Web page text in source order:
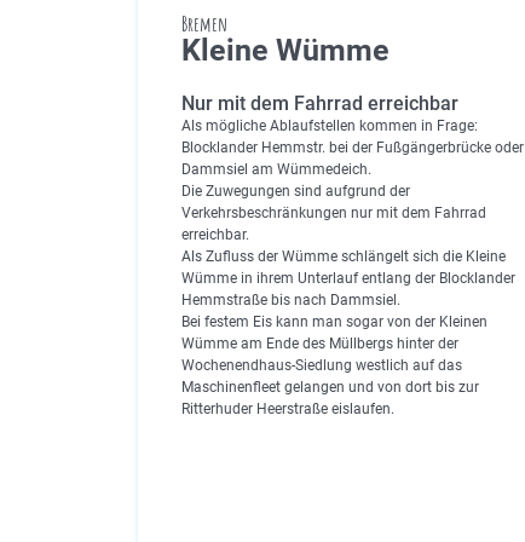
Bremen
Kleine Wümme
Nur mit dem Fahrrad erreichbar
Als mögliche Ablaufstellen kommen in Frage:
Blocklander Hemmstr. bei der Fußgängerbrücke oder
Dammsiel am Wümmedeich.
Die Zuwegungen sind aufgrund der
Verkehrsbeschränkungen nur mit dem Fahrrad
erreichbar.
Als Zufluss der Wümme schlängelt sich die Kleine
Wümme in ihrem Unterlauf entlang der Blocklander
Hemmstraße bis nach Dammsiel.
Bei festem Eis kann man sogar von der Kleinen
Wümme am Ende des Müllbergs hinter der
Wochenendhaus-Siedlung westlich auf das
Maschinenfleet gelangen und von dort bis zur
Ritterhuder Heerstraße eislaufen.